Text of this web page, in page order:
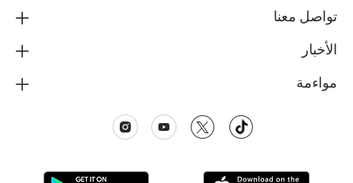
تواصل معنا
الأخبار
مواءمة